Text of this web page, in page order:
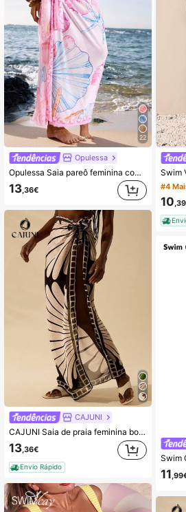
4,88 414K Seguidores
4,88 414K Seguidores
4,88 414K Seguidores
414K Seguidores
4,88 414K Seguidores
4,88 414K Seguidores
22
Opulessa
Opulessa Saia pareô feminina com estampa de conchas para praia, ideal para férias, shows, baladas, encontros, férias e eventos no campo. Cintura alta e elegante. Perfeita para sair, curtir o verão na praia, festas e baladas, além de ser uma opção sexy e casual para o dia a dia.
13 ,36€
CAJUNI
CAJUNI Saia de praia feminina boêmia preta e estampa de concha de damasco, estilo resort casual, verão
13,36€
Envio Rápido
#4
10
11